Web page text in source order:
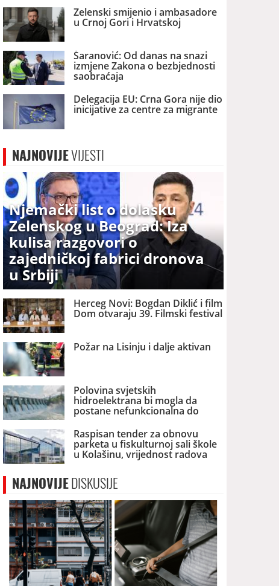
Zelenski smijenio i ambasadore
u Crnoj Gori i Hrvatskoj
Šaranović: Od danas na snazi
izmjene Zakona o bezbjednosti
saobraćaja
Delegacija EU: Crna Gora nije dio
inicijative za centre za migrante
NAJNOVIJEVIJESTI
Njemački list o dolasku
Zelenskog u Beograd: Iza
kulisa razgovori o
zajedničkoj fabrici dronova
u Srbiji
Herceg Novi: Bogdan Diklić i film
Dom otvaraju 39. Filmski festival
Požar na Lisinju i dalje aktivan
Polovina svjetskih
hidroelektrana bi mogla da
postane nefunkcionalna do
2060. godine
Raspisan tender za obnovu
parketa u fiskulturnoj sali škole
u Kolašinu, vrijednost radova
skoro 40.000 eura
NAJNOVIJEDISKUSIJE